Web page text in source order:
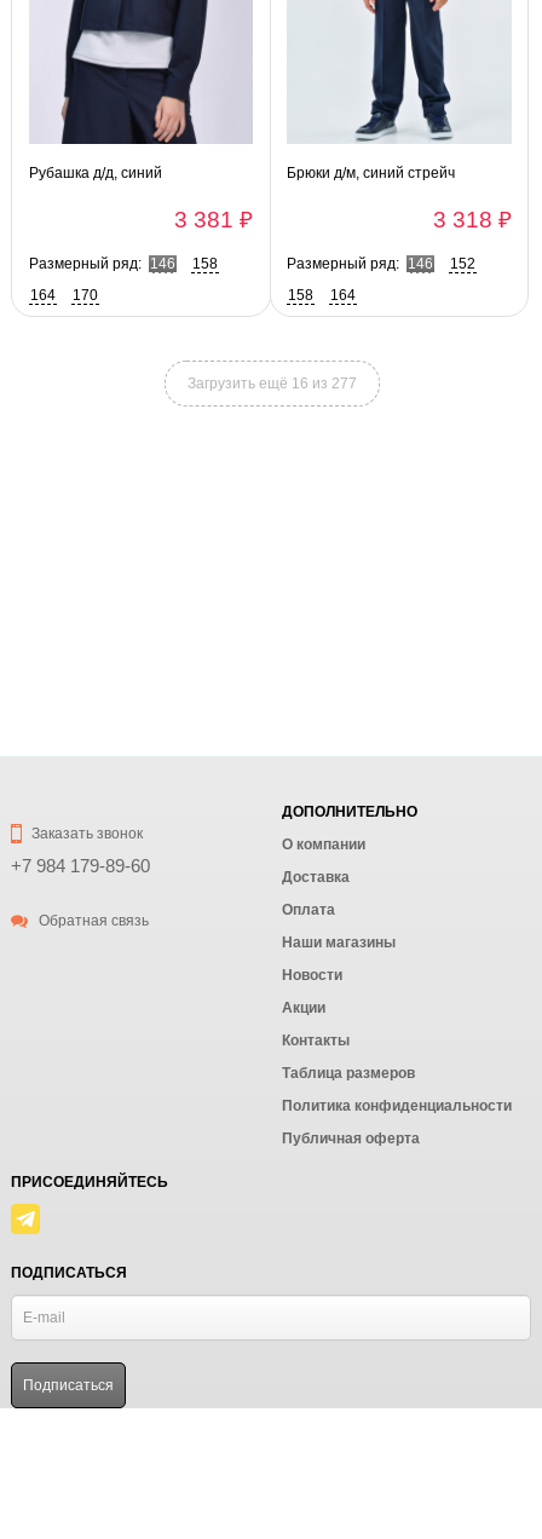
Рубашка д/д, синий
3 381 ₽
Размерный ряд: 146
158
164
170
Брюки д/м, синий стрейч
3 318 ₽
Размерный ряд: 146
152
158
164
Загрузить ещё 16 из 277
Заказать звонок
+7 984 179-89-60
Обратная связь
ДОПОЛНИТЕЛЬНО
О компании
Доставка
Оплата
Наши магазины
Новости
Акции
Контакты
Таблица размеров
Политика конфиденциальности
Публичная оферта
ПРИСОЕДИНЯЙТЕСЬ
ПОДПИСАТЬСЯ